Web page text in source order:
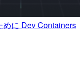
に Dev Containers